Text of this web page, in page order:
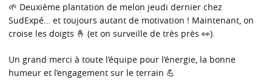
🌱 Deuxième plantation de melon jeudi dernier chez
SudExpé… et toujours autant de motivation ! Maintenant, on
croise les doigts 🤞 (et on surveille de très près 👀).
Un grand merci à toute l’équipe pour l’énergie, la bonne
humeur et l’engagement sur le terrain 💪